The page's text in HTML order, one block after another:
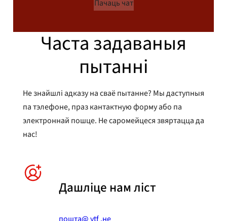
Пачаць чат
Часта задаваныя
пытанні
Не знайшлі адказу на сваё пытанне? Мы даступныя
па тэлефоне, праз кантактную форму або па
электроннай пошце. Не саромейцеся звяртацца да
нас!
Дашліце нам ліст